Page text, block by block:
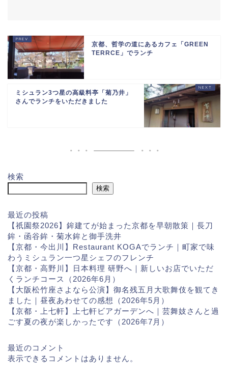
京都、哲学の道にあるカフェ「GREEN
TERRCE」でランチ
ミシュラン3つ星の高級料亭「菊乃井」
さんでランチをいただきました
検索
検索
最近の投稿
【祇園祭2026】鉾建てが始まった京都を早朝散策｜長刀
鉾・函谷鉾・菊水鉾と御手洗井
【京都・今出川】Restaurant KOGAでランチ｜町家で味
わうミシュラン一つ星シェフのフレンチ
【京都・高野川】日本料理 研野へ｜新しいお店でいただ
くランチコース（2026年6月）
【大阪松竹座さよなら公演】御名残五月大歌舞伎を観てき
ました｜昼夜あわせての感想（2026年5月）
【京都・上七軒】上七軒ビアガーデンへ｜芸舞妓さんと過
ごす夏の夜が楽しかったです（2026年7月）
最近のコメント
表示できるコメントはありません。